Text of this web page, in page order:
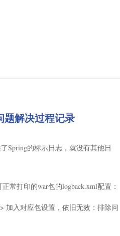
解决过程记录
Spring的标示日志，就没有其他日
常打印的war包的logback.xml配置：
加入对应包设置，依旧无效：排除问